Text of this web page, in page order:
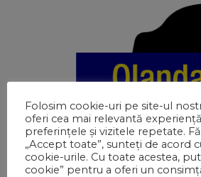
Folosim cookie-uri pe site-ul
oferi cea mai relevantă
preferințele și vizitele repetate.
„Accept toate”, sunteți de acord
cookie-urile. Cu toate acestea,
cookie” pentru a oferi un